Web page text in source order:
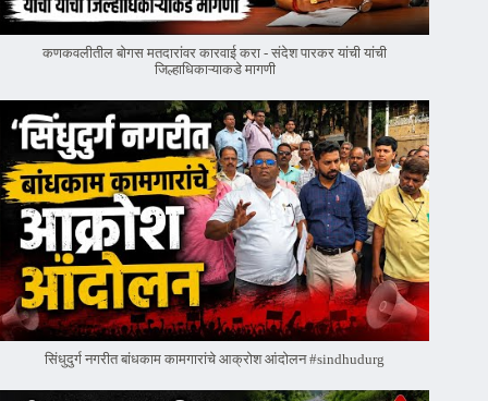
कणकवलीतील बोगस मतदारांवर‌ कारवाई करा - संदेश पारकर यांची यांची
जिल्हाधिकाऱ्याकडे मागणी
सिंधुदुर्ग नगरीत बांधकाम कामगारांचे आक्रोश आंदोलन #sindhudurg